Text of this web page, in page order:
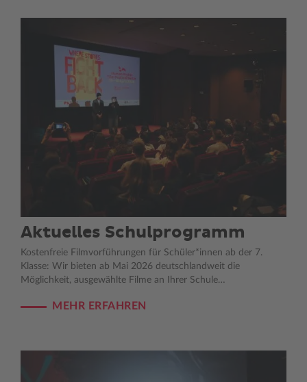
Aktuelles Schulprogramm
Kostenfreie Filmvorführungen für Schüler*innen ab der 7.
Klasse: Wir bieten ab Mai 2026 deutschlandweit die
Möglichkeit, ausgewählte Filme an Ihrer Schule…
MEHR ERFAHREN